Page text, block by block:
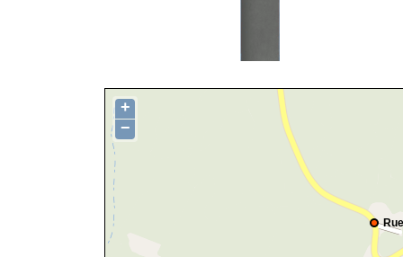
+
−